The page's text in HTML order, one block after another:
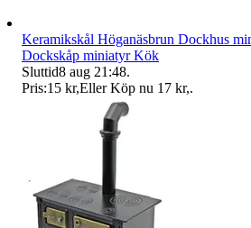
Keramikskål Höganäsbrun Dockhus
Dockskåp miniatyr Kök
Sluttid8 aug 21:48.
Pris:15 kr,Eller Köp nu 17 kr,.